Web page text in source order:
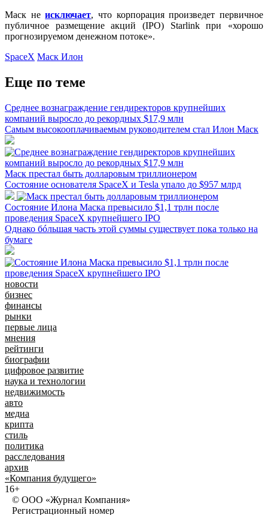
Маск неисключает, что корпорация произведет первичное
публичное размещение акций (IPO) Starlink при «хорошо
прогнозируемом денежном потоке».
SpaceX Маск Илон
Еще по теме
Среднее вознаграждение гендиректоров крупнейших
компаний выросло до рекордных $17,9 млн
Самым высокооплачиваемым руководителем стал Илон Маск
Маск престал быть долларовым триллионером
Состояние основателя SpaceX и Tesla упало до $957 млрд
Состояние Илона Маска превысило $1,1 трлн после
проведения SpaceX крупнейшего IPO
Однако бóльшая часть этой суммы существует пока только на
бумаге
новости
бизнес
финансы
рынки
первые лица
мнения
рейтинги
биографии
цифровое развитие
наука и технологии
недвижимость
авто
медиа
крипта
стиль
политика
расследования
архив
«Компания будущего»
16+
© ООО «Журнал Компания»
Регистрационный номер